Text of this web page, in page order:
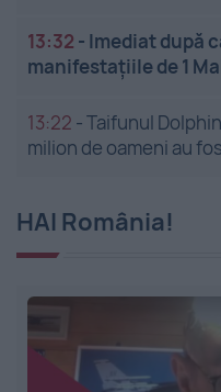
13:32 - Imediat după
manifestațiile de 1
13:22 -Taifunul
milion de oameni au
HAI România!